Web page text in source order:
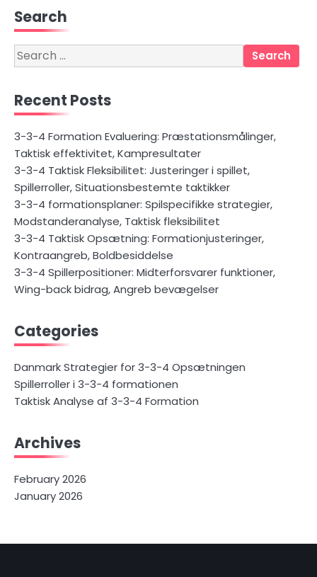
Search
Search
for:
Recent Posts
3-3-4 Formation Evaluering: Præstationsmålinger,
Taktisk effektivitet, Kampresultater
3-3-4 Taktisk Fleksibilitet: Justeringer i spillet,
Spillerroller, Situationsbestemte taktikker
3-3-4 formationsplaner: Spilspecifikke strategier,
Modstanderanalyse, Taktisk fleksibilitet
3-3-4 Taktisk Opsætning: Formationjusteringer,
Kontraangreb, Boldbesiddelse
3-3-4 Spillerpositioner: Midterforsvarer funktioner,
Wing-back bidrag, Angreb bevægelser
Categories
Danmark Strategier for 3-3-4 Opsætningen
Spillerroller i 3-3-4 formationen
Taktisk Analyse af 3-3-4 Formation
Archives
February 2026
January 2026